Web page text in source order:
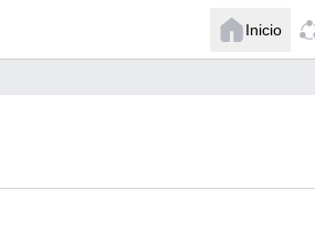
Inicio